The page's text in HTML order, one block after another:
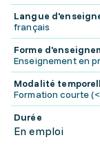
Langue
français
Forme
Enseignement en
Modalité
Formation courte
Durée
En emploi